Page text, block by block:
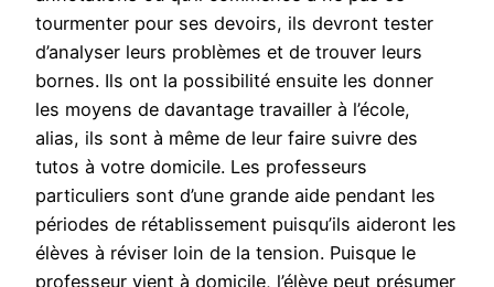
tourmenter pour ses devoirs, ils devront tester
d’analyser leurs problèmes et de trouver leurs
bornes. Ils ont la possibilité ensuite les donner
les moyens de davantage travailler à l’école,
alias, ils sont à même de leur faire suivre des
tutos à votre domicile. Les professeurs
particuliers sont d’une grande aide pendant les
périodes de rétablissement puisqu’ils aideront les
élèves à réviser loin de la tension. Puisque le
professeur vient à domicile, l’élève peut présumer